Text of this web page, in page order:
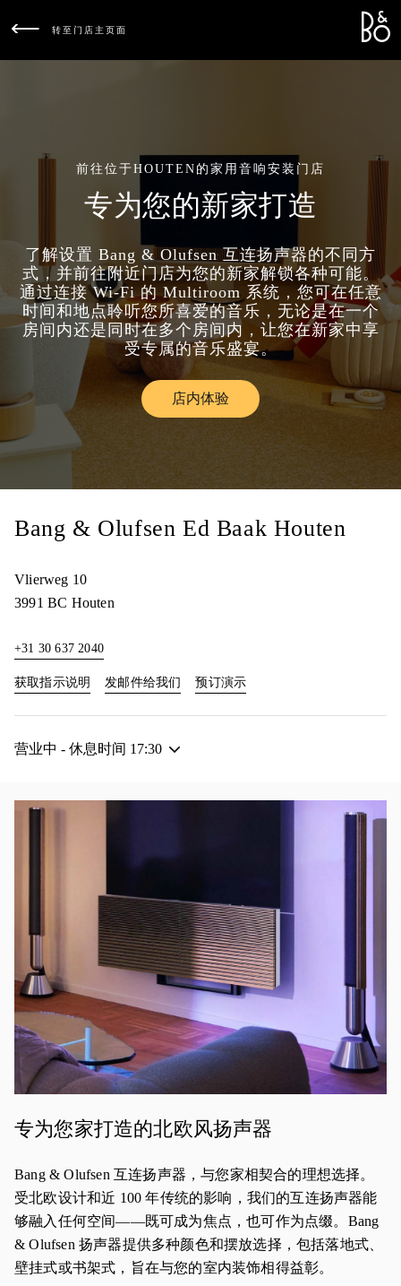
转至门店主页面
前往位于HOUTEN的家用音响安装门店
专为您的新家打造
了解设置 Bang & Olufsen 互连扬声器的不同方
式，并前往附近门店为您的新家解锁各种可能。
通过连接 Wi-Fi 的 Multiroom 系统，您可在任意
时间和地点聆听您所喜爱的音乐，无论是在一个
房间内还是同时在多个房间内，让您在新家中享
受专属的音乐盛宴。
店内体验
Link Opens in New Tab
Bang & Olufsen Ed Baak Houten
Vlierweg 10
3991 BC Houten
+31 30 637 2040
获取指示说明 Link Opens in New Tab
发邮件给我们 预订演示Link Opens in New Tab
营业中 - 休息时间 17:30
活动图片
专为您家打造的北欧风扬声器
Bang & Olufsen 互连扬声器，与您家相契合的理想选择。
受北欧设计和近 100 年传统的影响，我们的互连扬声器能
够融入任何空间——既可成为焦点，也可作为点缀。Bang
& Olufsen 扬声器提供多种颜色和摆放选择，包括落地式、
壁挂式或书架式，旨在与您的室内装饰相得益彰。